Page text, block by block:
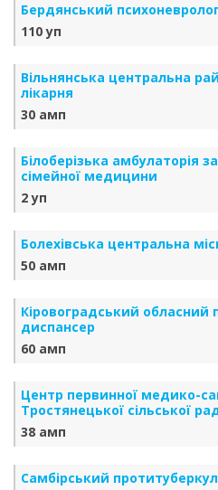
Бердянський
110 уп
Вільнянська центральна
лікарня
30 амп
Білоберізька амбулаторія
сімейної медицини
2 уп
Болехівська центральна
50 амп
Кіровоградський обласний
диспансер
60 амп
Центр первинної медико-
Тростянецької сільської
38 амп
Самбірський